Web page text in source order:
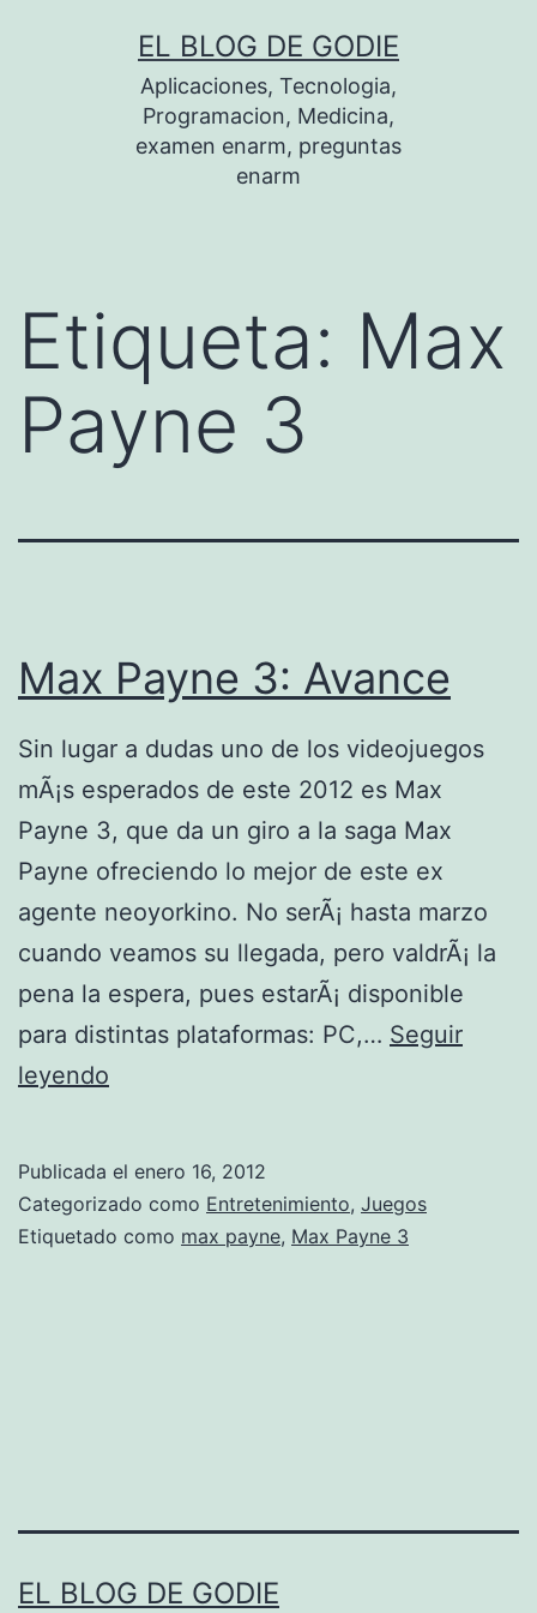
EL BLOG DE GODIE
Aplicaciones, Tecnologia,
Programacion, Medicina,
examen enarm, preguntas
enarm
Etiqueta: Max
Payne 3
Max Payne 3: Avance
Sin lugar a dudas uno de los videojuegos
mÃ¡s esperados de este 2012 es Max
Payne 3, que da un giro a la saga Max
Payne ofreciendo lo mejor de este ex
agente neoyorkino. No serÃ¡ hasta marzo
cuando veamos su llegada, pero valdrÃ¡ la
pena la espera, pues estarÃ¡ disponible
para distintas plataformas: PC,… Seguir
leyendo
P
a
v
n
Publicada el enero 16, 2012
Categorizado como Entretenimiento, Juegos
Etiquetado como max payne, Max Payne 3
EL BLOG DE GODIE